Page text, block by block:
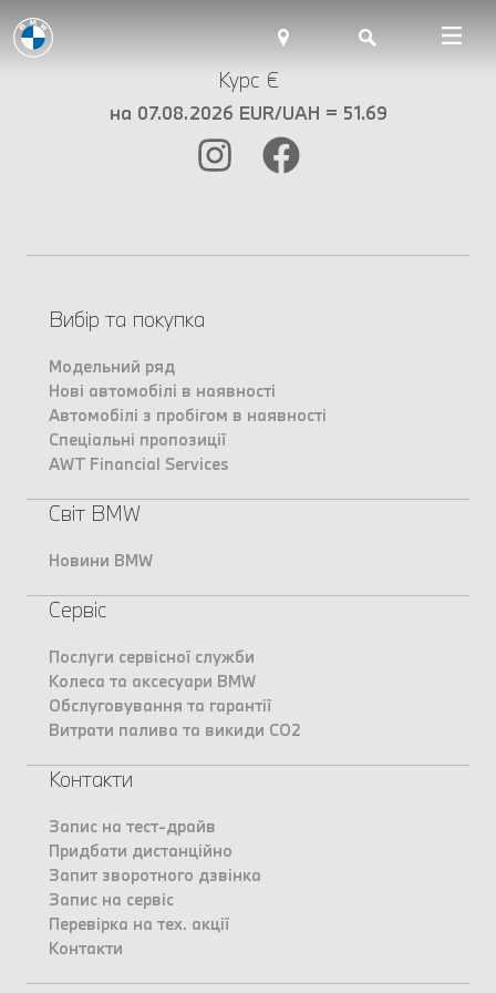
Курс €
на 07.08.2026 EUR/UAH = 51.69
Вибір та покупка
Модельний ряд
Нові автомобілі в наявності
Автомобілі з пробігом в наявності
Спеціальні пропозиції
AWT Financial Services
Світ BMW
Новини BMW
Сервіс
Послуги сервісної служби
Колеса та аксесуари BMW
Обслуговування та гарантії
Витрати палива та викиди CO2
Контакти
Запис на тест-драйв
Придбати дистанційно
Запит зворотного дзвінка
Запис на сервіс
Перевірка на тех. акції
Контакти